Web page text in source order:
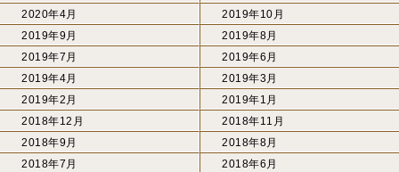
2020年4月
2019年10月
2019年9月
2019年8月
2019年7月
2019年6月
2019年4月
2019年3月
2019年2月
2019年1月
2018年12月
2018年11月
2018年9月
2018年8月
2018年7月
2018年6月